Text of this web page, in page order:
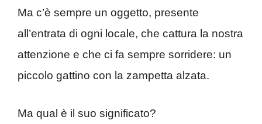
Ma c’è sempre un oggetto, presente
all’entrata di ogni locale, che cattura la nostra
attenzione e che ci fa sempre sorridere: un
piccolo gattino con la zampetta alzata.
Ma qual è il suo significato?